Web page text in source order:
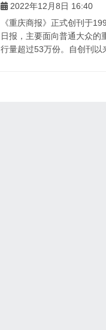
2022年12月8日 16:40
《重庆商报》正式创刊于
日报，主要面向普通大众的
行量超过53万份。自创刊以